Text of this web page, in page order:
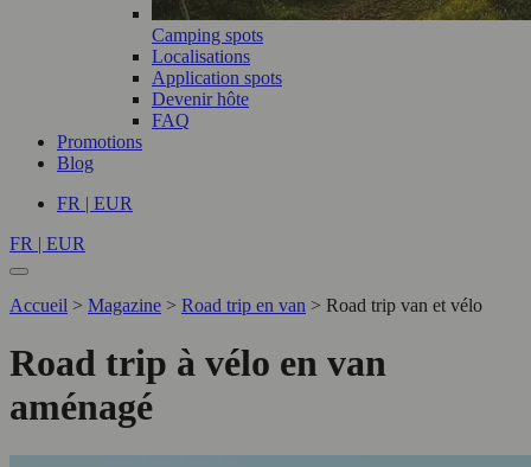
Camping spots
Localisations
Application spots
Devenir hôte
FAQ
Promotions
Blog
FR | EUR
FR | EUR
Accueil > Magazine > Road trip en van > Road trip van et vélo
Road trip à vélo en van
aménagé